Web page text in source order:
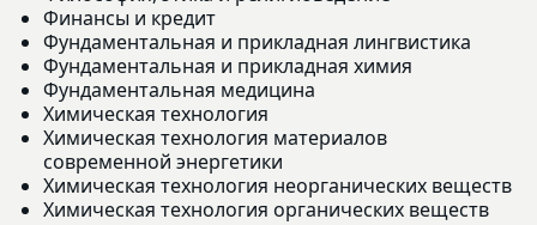
Финансы и кредит
Фундаментальная и прикладная лингвистика
Фундаментальная и прикладная химия
Фундаментальная медицина
Химическая технология
Химическая технология материалов
современной энергетики
Химическая технология неорганических веществ
Химическая технология органических веществ